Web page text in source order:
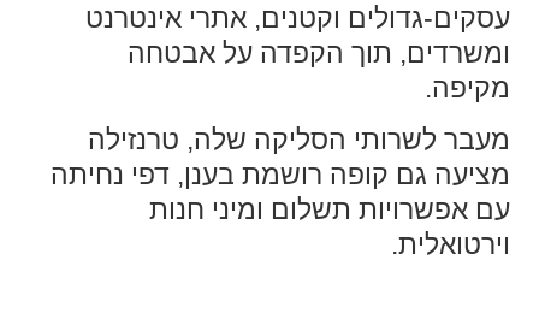
עסקים-גדולים וקטנים, אתרי אינטרנט
ומשרדים, תוך הקפדה על אבטחה
מקיפה.
מעבר לשרותי הסליקה שלה, טרנזילה
מציעה גם קופה רושמת בענן, דפי נחיתה
עם אפשרויות תשלום ומיני חנות
וירטואלית.